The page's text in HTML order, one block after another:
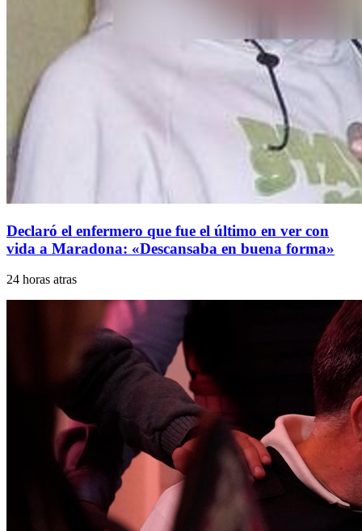
Declaró el enfermero que fue el último en ver con
vida a Maradona: «Descansaba en buena forma»
24 horas atras